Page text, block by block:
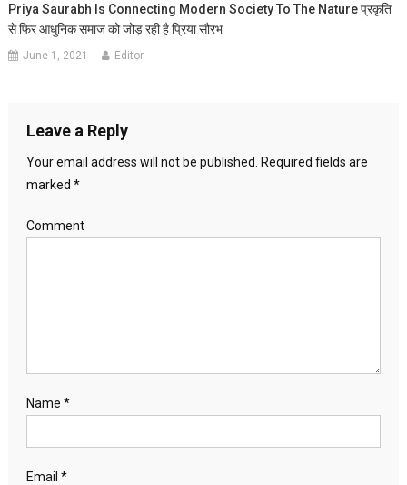
Priya Saurabh Is Connecting Modern Society To The Nature प्रकृति
से फिर आधुनिक समाज को जोड़ रही है प्रिया सौरभ
June 1, 2021 Editor
Leave a Reply
Your email address will not be published.
Required fields are
marked *
Comment
Name *
Email *